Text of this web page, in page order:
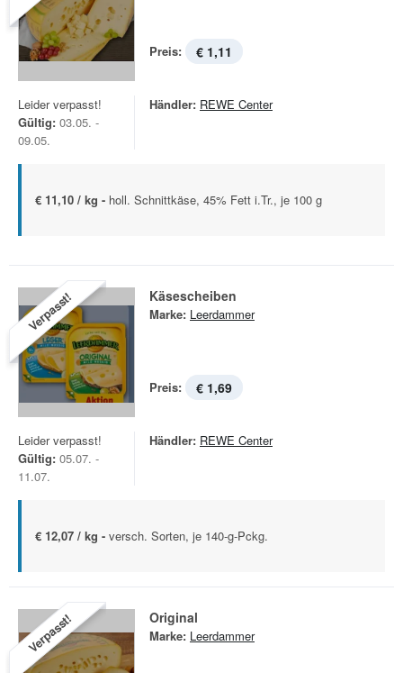
Preis: € 1,11
Leider verpasst!
Gültig: 03.05. -
09.05.
Händler: REWE Center
€ 11,10 / kg - holl. Schnittkäse, 45% Fett i.Tr., je 100 g
Verpasst! Käsescheiben
Marke: Leerdammer
Preis: € 1,69
Leider verpasst!
Gültig: 05.07. -
11.07.
Händler: REWE Center
€ 12,07 / kg - versch. Sorten, je 140-g-Pckg.
Verpasst! Original
Marke: Leerdammer